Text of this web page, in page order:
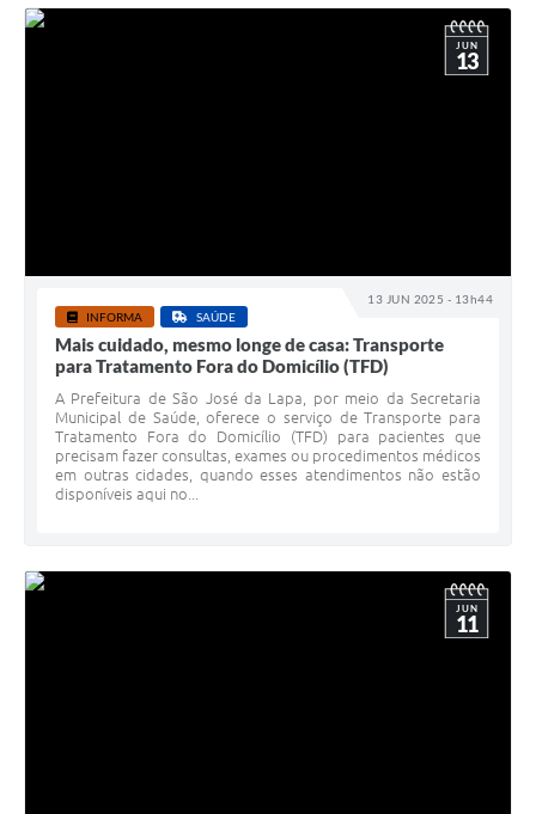
13 JUN 2025 - 13h44
JUN
13
INFORMA SAÚDE
Mais cuidado, mesmo longe de casa: Transporte
para Tratamento Fora do Domicílio (TFD)
A Prefeitura de São José da Lapa, por meio da Secretaria
Municipal de Saúde, oferece o serviço de Transporte para
Tratamento Fora do Domicílio (TFD) para pacientes que
precisam fazer consultas, exames ou procedimentos médicos
em outras cidades, quando esses atendimentos não estão
disponíveis aqui no...
JUN
11